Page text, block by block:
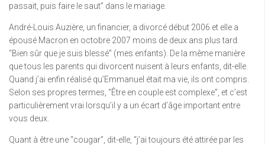
passait, puis faire le saut” dans le mariage.
André-Louis Auzière, un financier, a divorcé début 2006 et elle a
épousé Macron en octobre 2007 moins de deux ans plus tard.
“Bien sûr que je suis blessé” (mes enfants). De la même manière
que tous les parents qui divorcent nuisent à leurs enfants, dit-elle.
Quand j’ai enfin réalisé qu’Emmanuel était ma vie, ils ont compris.
Selon ses propres termes, “Être en couple est complexe”, et c’est
particulièrement vrai lorsqu’il y a un écart d’âge important entre
vous deux.
Quant à être une “cougar”, dit-elle, “j’ai toujours été attirée par les